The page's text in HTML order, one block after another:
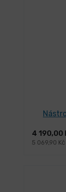
4 190,00
5 069,90